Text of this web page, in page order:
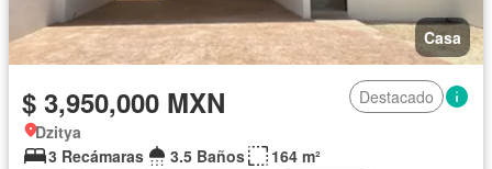
Casa
$ 3,950,000 MXN
Destacado
Dzitya
3 Recámaras
3.5 Baños
164 m²